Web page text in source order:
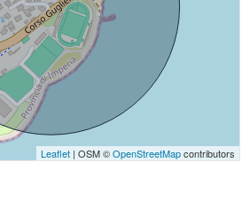
Leaflet| OSM ©OpenStreetMapcontributors